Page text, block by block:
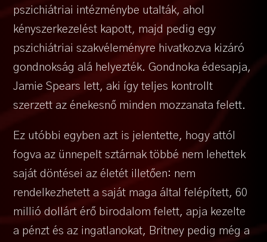
pszichiátriai intézménybe utalták, ahol
kényszerkezelést kapott, majd pedig egy
pszichiátriai szakvéleményre hivatkozva kizáró
gondnokság alá helyezték. Gondnoka édesapja,
Jamie Spears lett, aki így teljes kontrollt
szerzett az énekesnő minden mozzanata felett.
Ez utóbbi egyben azt is jelentette, hogy attól
fogva az ünnepelt sztárnak többé nem lehettek
saját döntései az életét illetően: nem
rendelkezhetett a saját maga által felépített, 60
millió dollárt érő birodalom felett, apja kezelte
a pénzt és az ingatlanokat, Britney pedig még a